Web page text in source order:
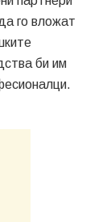
го вложат
би им